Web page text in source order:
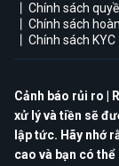
Chính sách
Chính sách
Chính sách KYC
Cảnh báo rủi ro |
xử lý và tiền sẽ
lập tức. Hãy nhớ
cao và bạn có